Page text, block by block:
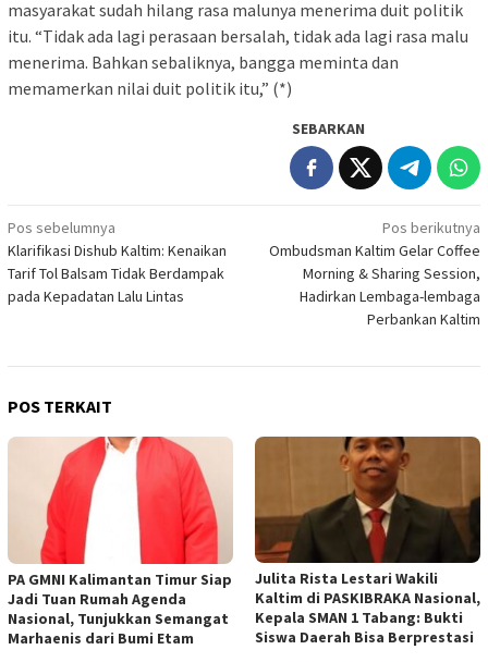
masyarakat sudah hilang rasa malunya menerima duit politik
itu. “Tidak ada lagi perasaan bersalah, tidak ada lagi rasa malu
menerima. Bahkan sebaliknya, bangga meminta dan
memamerkan nilai duit politik itu,” (*)
SEBARKAN
Navigasi
pos
Pos sebelumnya
Klarifikasi Dishub Kaltim: Kenaikan
Tarif Tol Balsam Tidak Berdampak
pada Kepadatan Lalu Lintas
Pos berikutnya
Ombudsman Kaltim Gelar Coffee
Morning & Sharing Session,
Hadirkan Lembaga-lembaga
Perbankan Kaltim
POS TERKAIT
PA GMNI Kalimantan Timur Siap
Jadi Tuan Rumah Agenda
Nasional, Tunjukkan Semangat
Marhaenis dari Bumi Etam
Julita Rista Lestari Wakili
Kaltim di PASKIBRAKA Nasional,
Kepala SMAN 1 Tabang: Bukti
Siswa Daerah Bisa Berprestasi